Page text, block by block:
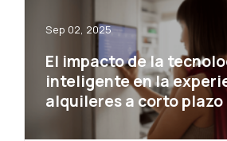
Sep 02, 2025
El impacto de la
inteligente en la
alquileres a corto plazo